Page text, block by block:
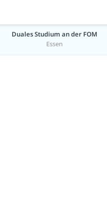
Duales Studium an der FOM
Essen